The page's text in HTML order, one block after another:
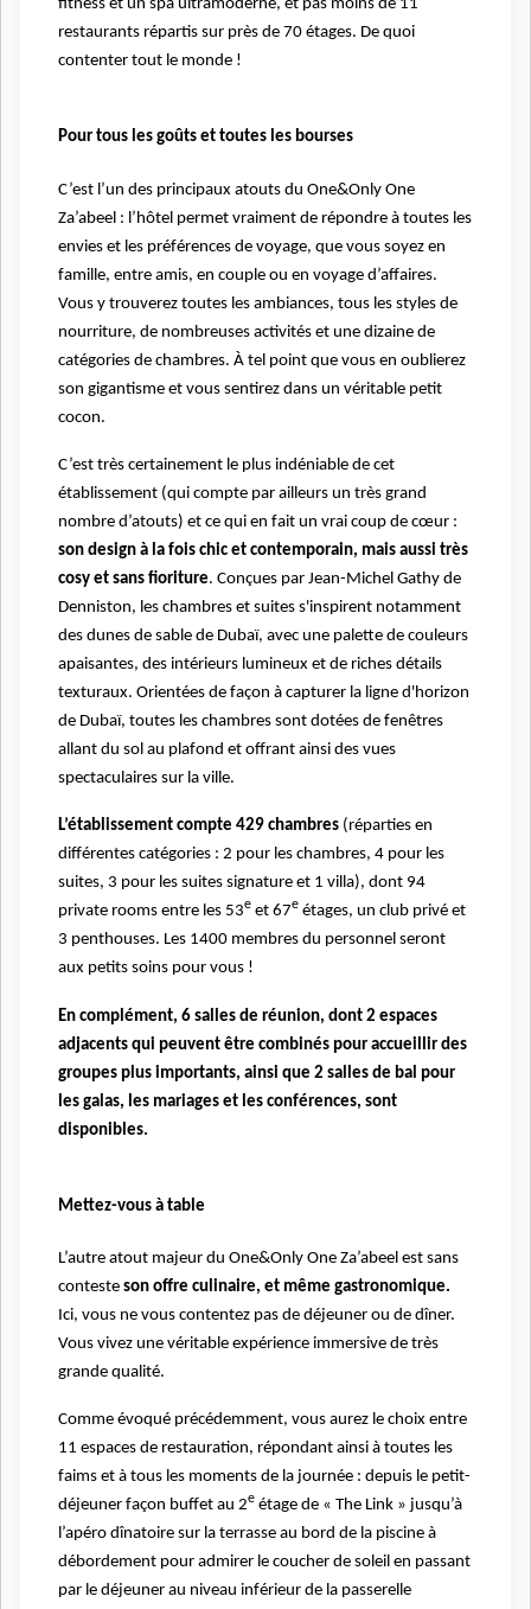
fitness et un spa ultramoderne, et pas moins de 11
restaurants répartis sur près de 70 étages. De quoi
contenter tout le monde !
Pour tous les goûts et toutes les bourses
C’est l’un des principaux atouts du One&Only One
Za’abeel : l’hôtel permet vraiment de répondre à toutes les
envies et les préférences de voyage, que vous soyez en
famille, entre amis, en couple ou en voyage d’affaires.
Vous y trouverez toutes les ambiances, tous les styles de
nourriture, de nombreuses activités et une dizaine de
catégories de chambres. À tel point que vous en oublierez
son gigantisme et vous sentirez dans un véritable petit
cocon.
C’est très certainement le plus indéniable de cet
établissement (qui compte par ailleurs un très grand
nombre d’atouts) et ce qui en fait un vrai coup de cœur :
son design à la fois chic et contemporain, mais aussi très
cosy et sans fioriture. Conçues par Jean-Michel Gathy de
Denniston, les chambres et suites s'inspirent notamment
des dunes de sable de Dubaï, avec une palette de couleurs
apaisantes, des intérieurs lumineux et de riches détails
texturaux. Orientées de façon à capturer la ligne d'horizon
de Dubaï, toutes les chambres sont dotées de fenêtres
allant du sol au plafond et offrant ainsi des vues
spectaculaires sur la ville.
L’établissement compte 429 chambres (réparties en
différentes catégories : 2 pour les chambres, 4 pour les
suites, 3 pour les suites signature et 1 villa), dont 94
private rooms entre les 53e et 67e étages, un club privé et
3 penthouses. Les 1400 membres du personnel seront
aux petits soins pour vous !
En complément, 6 salles de réunion, dont 2 espaces
adjacents qui peuvent être combinés pour accueillir des
groupes plus importants, ainsi que 2 salles de bal pour
les galas, les mariages et les conférences, sont
disponibles.
Mettez-vous à table
L’autre atout majeur du One&Only One Za’abeel est sans
conteste son offre culinaire, et même gastronomique.
Ici, vous ne vous contentez pas de déjeuner ou de dîner.
Vous vivez une véritable expérience immersive de très
grande qualité.
Comme évoqué précédemment, vous aurez le choix entre
11 espaces de restauration, répondant ainsi à toutes les
faims et à tous les moments de la journée : depuis le petit-
déjeuner façon buffet au 2e étage de « The Link » jusqu’à
l’apéro dînatoire sur la terrasse au bord de la piscine à
débordement pour admirer le coucher de soleil en passant
par le déjeuner au niveau inférieur de la passerelle